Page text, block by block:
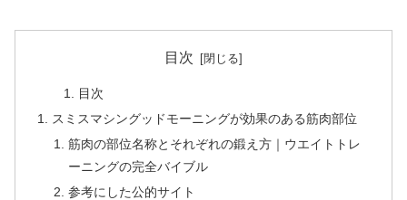
目次
目次
スミスマシングッドモーニングが効果のある筋肉部位
筋肉の部位名称とそれぞれの鍛え方｜ウエイトトレ
ーニングの完全バイブル
参考にした公的サイト